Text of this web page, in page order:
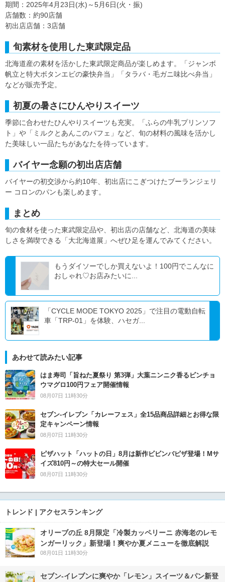
期間：2025年4月23日(水)～5月6日(火・振)
店舗数：約90店舗
初出店店舗：3店舗
旬素材を使用した東武限定品
北海道産の素材を活かした東武限定商品が楽しめます。「ジャンボ
帆立と特大ボタンエビの豪快弁当」「タラバ・毛ガニ味比べ弁当」
などが販売予定。
初夏の暑さにひんやりスイーツ
季節に合わせたひんやりスイーツも充実。「ふらの牛乳プリンソフ
ト」や「ミルクとあんこのパフェ」など、旬の材料の風味を活かし
た美味しい一品たちがあなたを待っています。
バイヤー念願の初出店店舗
バイヤーの初交渉から約10年、初出店にこぎつけたブーランジェリ
ー コロンのパンも楽しめます。
まとめ
旬の食材を使った東武限定品や、初出店の店舗など、北海道の美味
しさを満喫できる「大北海道展」へぜひ足を運んでみてください。
もうダイソーでしか買えないよ！100円でこんなに
おしゃれ♡お店みたいに...
「CYCLE MODE TOKYO 2025」で注目の電動自転
車「TRP-01」を体験、ハセガ...
あわせて読みたい記事
はま寿司「旨ねた夏祭り 第3弾」大葉ニンニク香るビンチョ
ウマグロ100円フェア開催情報
08月07日 11時30分
セブン‐イレブン「カレーフェス」全15品商品詳細とお得な限
定キャンペーン情報
08月07日 11時30分
ピザハット「ハットの日」8月は新作ビビンバピザ登場！Mサ
イズ810円～の特大セール開催
08月07日 11時30分
トレンド | アクセスランキング
オリーブの丘 8月限定「冷製カッペリーニ 赤海老のレモ
ンガーリック」新登場！爽やか夏メニューを徹底解説
08月01日 11時30分
セブン‐イレブンに爽やか「レモン」スイーツ＆パン新登